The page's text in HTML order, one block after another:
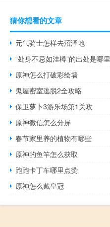
猜你想看的文章
元气骑士怎样去沼泽地
“处身不忌如洼樽”的出处是哪里
原神怎么打破彩绘墙
鬼屋密室逃脱2全攻略
保卫萝卜3游乐场第1关攻
原神微信怎么分屏
春节家里养的植物有哪些
原神的鱼竿怎么获取
跑跑卡丁车哪里点赞
原神怎么戴皇冠